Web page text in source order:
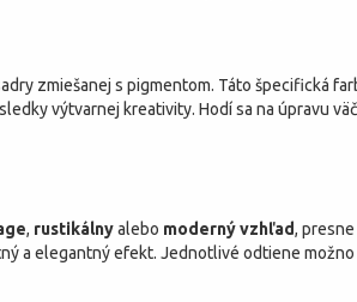
zmiešanej s pigmentom. Táto špecifická
výtvarnej kreativity. Hodí sa na úpravu
, rustikálnyalebo moderný vzhľad,
a elegantný efekt. Jednotlivé odtiene